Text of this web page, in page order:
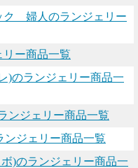
婦人のランジェリー
ー商品一覧
)のランジェリー商品一
ンジェリー商品一覧
ンジェリー商品一覧
)のランジェリー商品一